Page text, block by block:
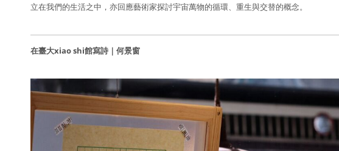
立在我們的生活之中，亦回應藝術家探討宇宙萬物的循環、重生與交替的概念。
在臺大xiao shi館寫詩｜ 何景窗